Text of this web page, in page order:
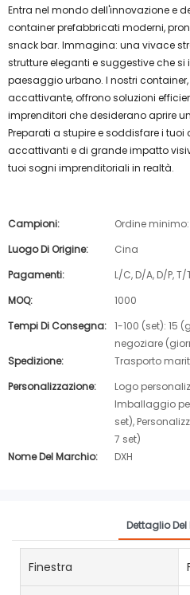
Entra nel mondo dell'innovazione e
container prefabbricati moderni,
snack bar. Immagina: una vivace
strutture eleganti e suggestive che
paesaggio urbano. I nostri
accattivante, offrono soluzioni
imprenditori che desiderano aprire
Preparati a stupire e soddisfare i
accattivanti e di grande impatto
tuoi sogni imprenditoriali in realtà.
Campioni:
Ordine minimo:
Luogo Di Origine:
Cina
Pagamenti:
L/C, D/A, D/P,
MOQ:
1000
Tempi Di Consegna: 1-100 (set): 15
negoziare
Spedizione:
Trasporto
Personalizzazione:
Logo
Imballaggio
set),
7 set)
Nome Del Marchio:
DXH
Dettaglio Del
Finestra